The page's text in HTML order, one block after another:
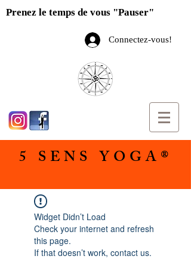
Prenez le temps de vous "Pauser"
Connectez-vous!
5 SENS YOGA®
Widget Didn’t Load
Check your internet and refresh
this page.
If that doesn’t work, contact us.